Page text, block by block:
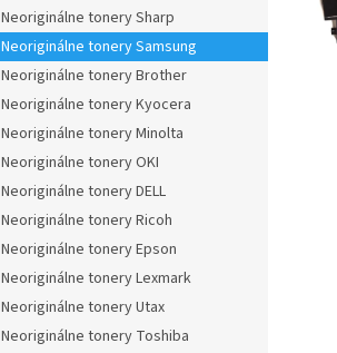
Neoriginálne tonery Sharp
Neoriginálne tonery Samsung
Neoriginálne tonery Brother
Neoriginálne tonery Kyocera
Neoriginálne tonery Minolta
Neoriginálne tonery OKI
Neoriginálne tonery DELL
Neoriginálne tonery Ricoh
Neoriginálne tonery Epson
Neoriginálne tonery Lexmark
Neoriginálne tonery Utax
Neoriginálne tonery Toshiba